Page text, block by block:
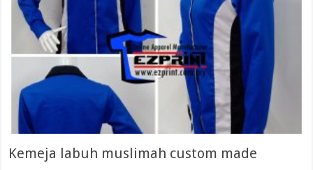
Kemeja labuh muslimah custom made